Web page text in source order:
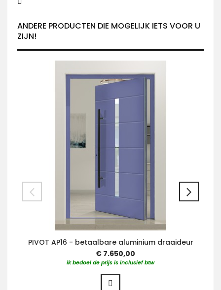
ANDERE PRODUCTEN DIE MOGELIJK IETS VOOR U
ZIJN!
PIVOT AP16 - betaalbare aluminium draaideur
€ 7.650,00
ik bedoel de prijs is inclusief btw